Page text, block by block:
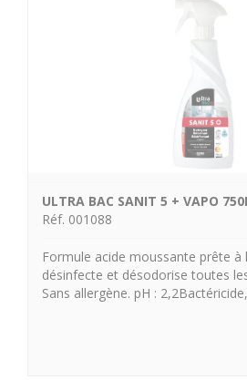
ULTRA BAC SANIT 5 + VAPO
Réf. 001088
Formule acide moussante prête à
désinfecte et désodorise toutes
Sans allergène. pH :